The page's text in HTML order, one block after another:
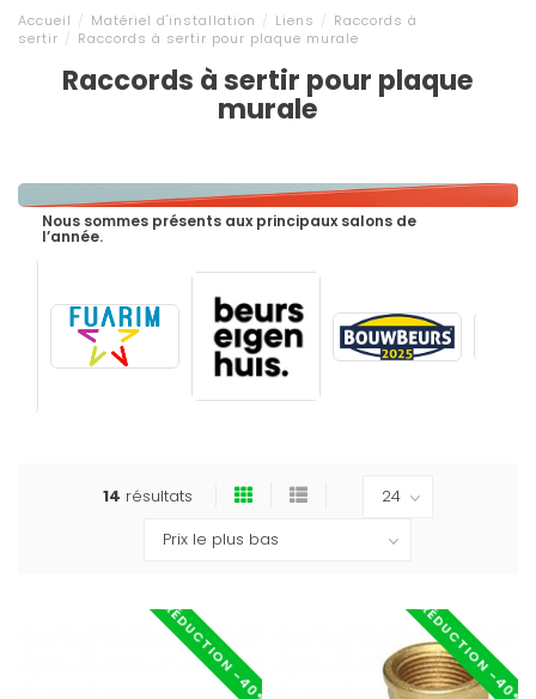
Accueil / Matériel d'installation / Liens / Raccords à
sertir / Raccords à sertir pour plaque murale
Raccords à sertir pour plaque
murale
Nous sommes présents aux principaux salons de
l’année.
14 résultats
RÉDUCTION -40% RÉDUCTION -40%